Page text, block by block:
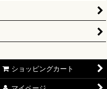
ショッピングカート